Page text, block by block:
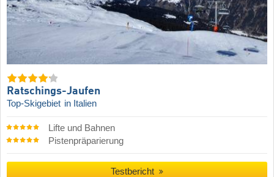
Ratschings-Jaufen
Top-Skigebiet in Italien
Lifte und Bahnen
Pistenpräparierung
Testbericht